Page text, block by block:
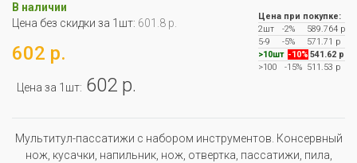
В наличии
Цена без скидки за 1шт: 601.8 р.
602 р.
Цена за 1шт: 602 р.
Цена при покупке:
2шт
-2%
589.764 р
5-9
-5%
571.71 р
>10шт -10% 541.62 р
>100
-15% 511.53 р
Мультитул-пассатижи с набором инструментов. Консервный
нож, кусачки, напильник, нож, отвертка, пассатижи, пила,